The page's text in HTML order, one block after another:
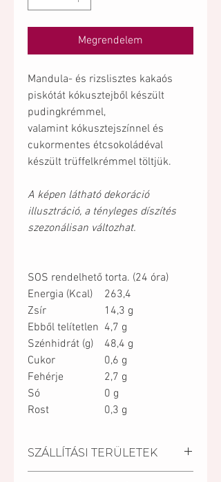
Megrendelem
Mandula- és rizslisztes kakaós
piskótát kókusztejből készült
pudingkrémmel,
valamint kókusztejszínnel és
cukormentes étcsokoládéval
készült trüffelkrémmel töltjük.
A képen látható dekoráció
illusztráció, a tényleges díszítés
szezonálisan változhat.
SOS rendelhető torta. (24 óra)
Energia (Kcal)
263,4
Zsír
14,3 g
Ebből telítetlen 4,7 g
Szénhidrát (g)
48,4 g
Cukor
0,6 g
Fehérje
2,7 g
Só
0 g
Rost
0,3 g
SZÁLLÍTÁSI TERÜLETEK